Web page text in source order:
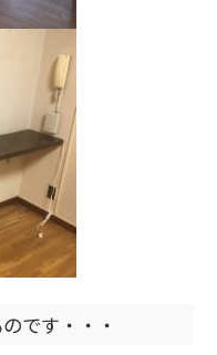
です・・・